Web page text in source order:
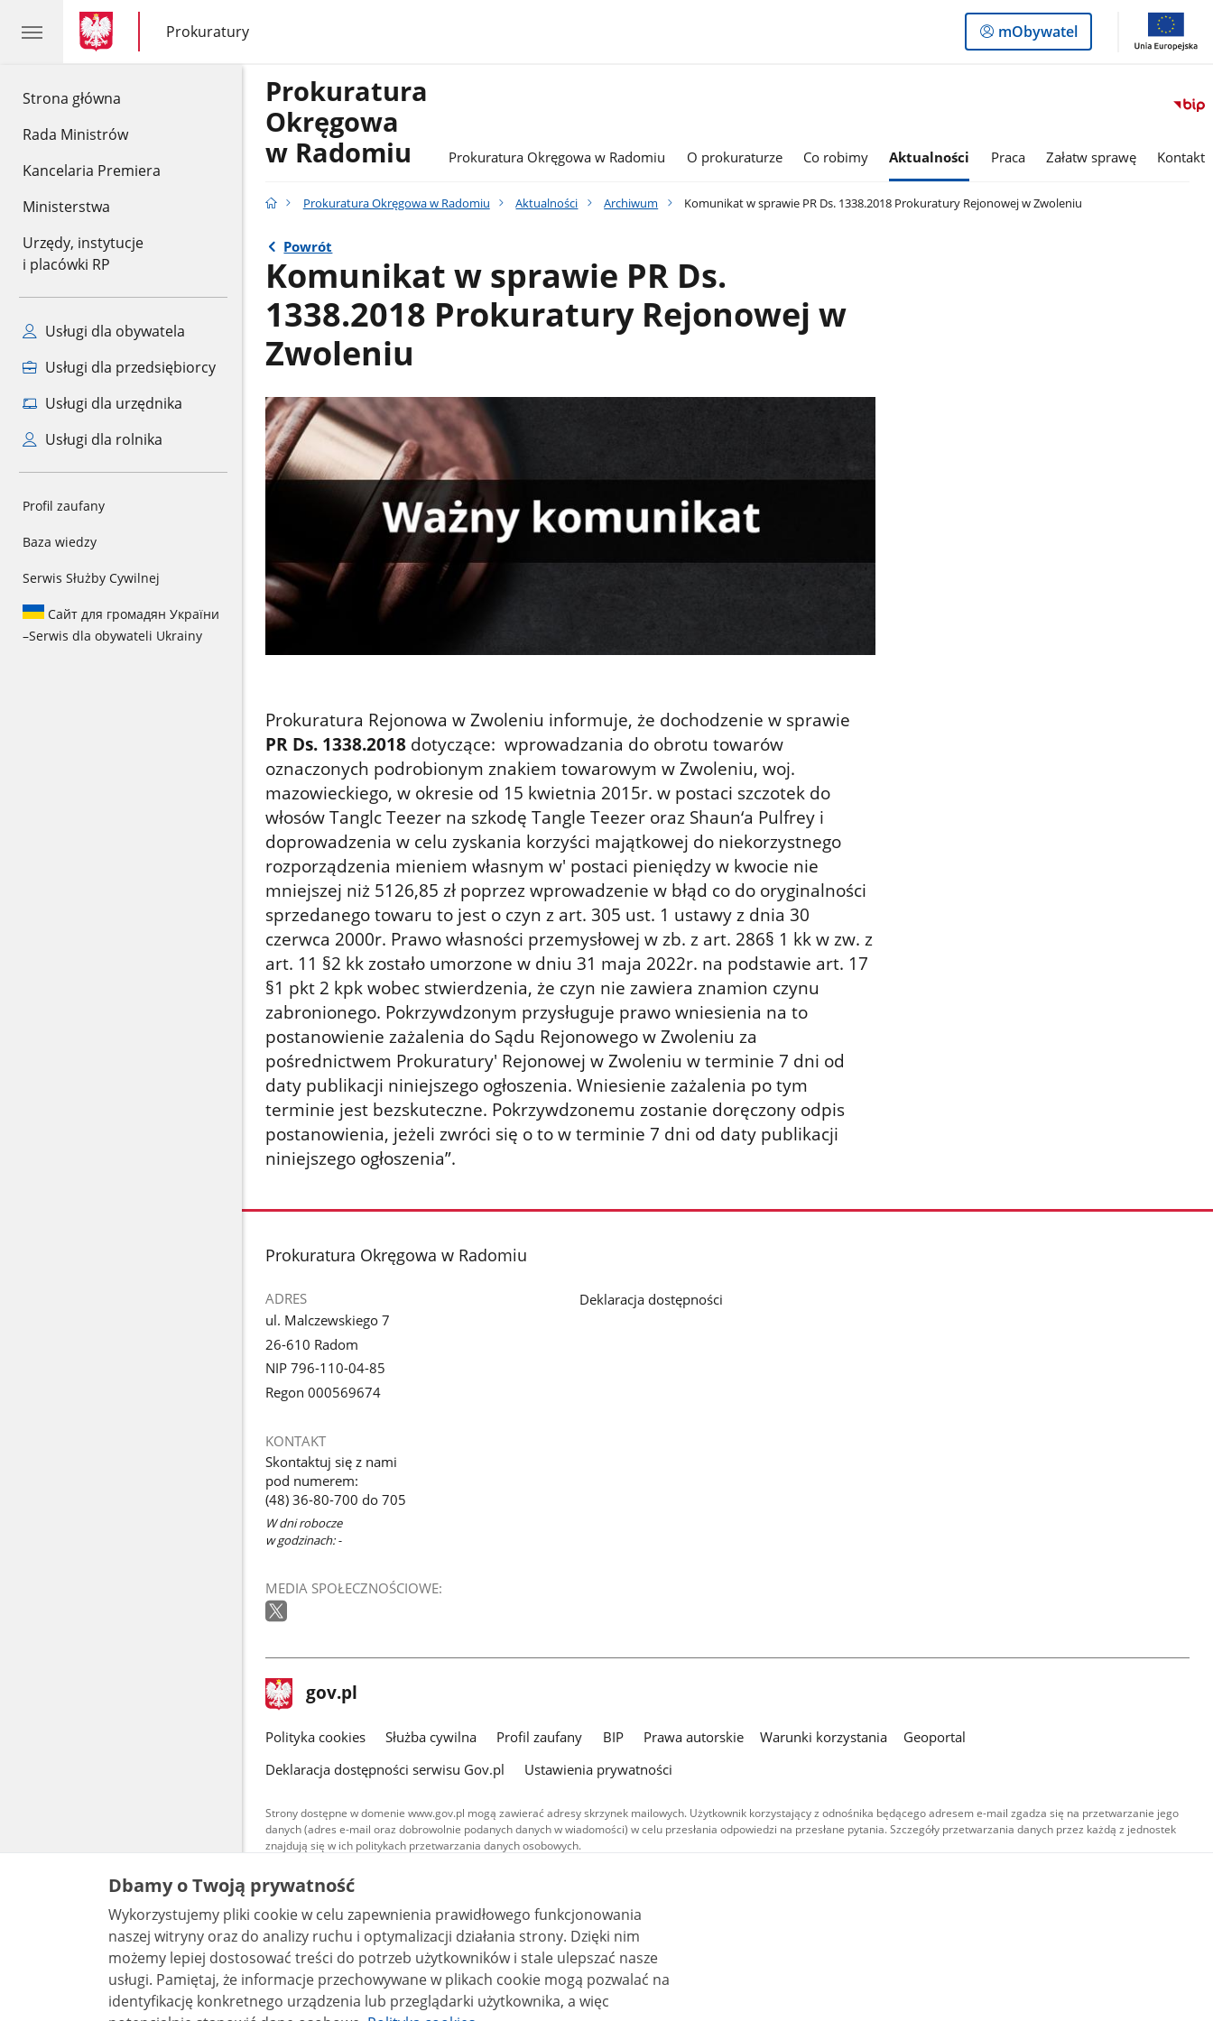
Strona główna
Rada Ministrów
Kancelaria Premiera
Ministerstwa
Urzędy, instytucje
i placówki RP
Usługi dla obywatela
Usługi dla przedsiębiorcy
Usługi dla urzędnika
Usługi dla rolnika
Profil zaufany
Baza wiedzy
Serwis Służby Cywilnej
Сайт для громадян України
–Serwis dla obywateli Ukrainy
gov.pl
gov.pl
Prokuratury
gov.pl
Prokuratury
Logowanie
do
mObywatel
Prokuratura
Okręgowa
w Radomiu
Prokuratura Okręgowa w Radomiu O prokuraturze Co robimy Aktualności Praca Załatw sprawę Kontakt
Prokuratura Okręgowa w Radomiu Aktualności Archiwum Komunikat w sprawie PR Ds. 1338.2018 Prokuratury Rejonowej w Zwoleniu
Powrót
Komunikat w sprawie PR Ds.
1338.2018 Prokuratury Rejonowej w
Zwoleniu
Prokuratura Rejonowa w Zwoleniu informuje, że dochodzenie w sprawie
PR Ds. 1338.2018dotyczące: wprowadzania do obrotu towarów
oznaczonych podrobionym znakiem towarowym w Zwoleniu, woj.
mazowieckiego, w okresie od 15 kwietnia 2015r. w postaci szczotek do
włosów Tanglc Teezer na szkodę Tangle Teezer oraz Shaun‘a Pulfrey i
doprowadzenia w celu zyskania korzyści majątkowej do niekorzystnego
rozporządzenia mieniem własnym w' postaci pieniędzy w kwocie nie
mniejszej niż 5126,85 zł poprzez wprowadzenie w błąd co do oryginalności
sprzedanego towaru to jest o czyn z art. 305 ust. 1 ustawy z dnia 30
czerwca 2000r. Prawo własności przemysłowej w zb. z art. 286§ 1 kk w zw. z
art. 11 §2 kk zostało umorzone w dniu 31 maja 2022r. na podstawie art. 17
§1 pkt 2 kpk wobec stwierdzenia, że czyn nie zawiera znamion czynu
zabronionego. Pokrzywdzonym przysługuje prawo wniesienia na to
postanowienie zażalenia do Sądu Rejonowego w Zwoleniu za
pośrednictwem Prokuratury' Rejonowej w Zwoleniu w terminie 7 dni od
daty publikacji niniejszego ogłoszenia. Wniesienie zażalenia po tym
terminie jest bezskuteczne. Pokrzywdzonemu zostanie doręczony odpis
postanowienia, jeżeli zwróci się o to w terminie 7 dni od daty publikacji
niniejszego ogłoszenia”.
stopka
Prokuratura Okręgowa w Radomiu
ADRES
ul. Malczewskiego 7
26-610 Radom
NIP 796-110-04-85
Regon 000569674
KONTAKT
Skontaktuj się z nami
pod numerem:
(48) 36-80-700 do 705
W dni robocze
w godzinach: -
MEDIA SPOŁECZNOŚCIOWE:
Deklaracja dostępności
stopka
gov.pl Strona
gov.pl
gov.pl
Polityka cookies Służba cywilna Profil zaufany BIP Prawa autorskie Warunki korzystania
Geoportal
Deklaracja dostępności serwisu Gov.pl
Ustawienia prywatności
Strony dostępne w domenie www.gov.pl mogą zawierać adresy skrzynek mailowych. Użytkownik korzystający z odnośnika będącego adresem e-mail zgadza się na przetwarzanie jego
danych (adres e-mail oraz dobrowolnie podanych danych w wiadomości) w celu przesłania odpowiedzi na przesłane pytania. Szczegóły przetwarzania danych przez każdą z jednostek
znajdują się w ich politykach przetwarzania danych osobowych.
Treści tekstowe publikowane w serwisie (z wyłączeniem treści audiowizualnych), są
udostępniane na licencji typu Creative Commons: uznanie autorstwa - na tych samych
warunkach 4.0 (CC BY-SA 4.0). Materiały audiowizualne, w tym zdjęcia, materiały audio i wideo,
są udostępniane na licencji typu Creative Commons: uznanie autorstwa użycie niekomercyjne -
bez utworów zależnych 4.0 (CC BY-NC-ND 4.0), o ile nie jest to stwierdzone inaczej.
Dbamy o Twoją prywatność
Wykorzystujemy pliki cookie w celu zapewnienia prawidłowego funkcjonowania
naszej witryny oraz do analizy ruchu i optymalizacji działania strony. Dzięki nim
możemy lepiej dostosować treści do potrzeb użytkowników i stale ulepszać nasze
usługi. Pamiętaj, że informacje przechowywane w plikach cookie mogą pozwalać na
identyfikację konkretnego urządzenia lub przeglądarki użytkownika, a więc